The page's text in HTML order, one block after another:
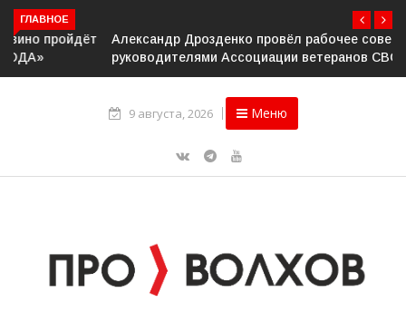
ГЛАВНОЕ
Александр Дрозденко провёл рабочее совещание с
руководителями Ассоциации ветеранов СВО
9 августа, 2026 Меню